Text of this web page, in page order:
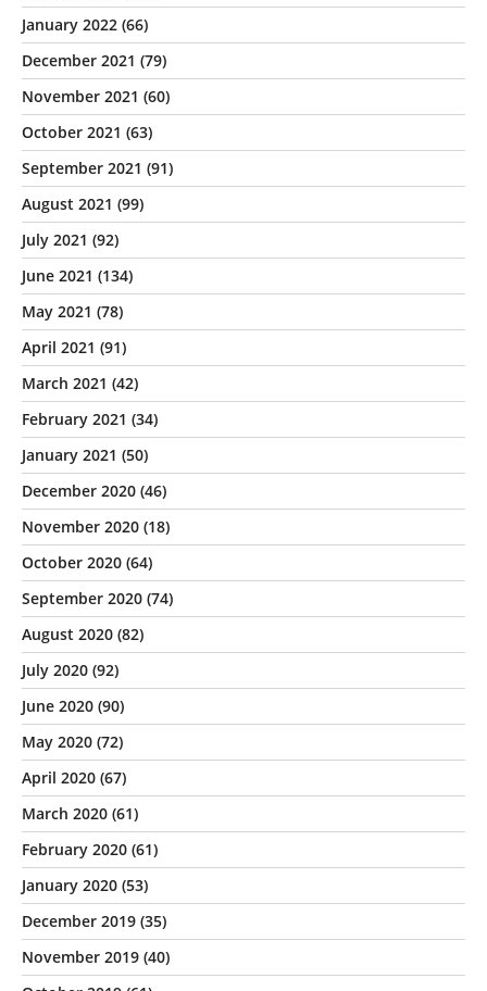
January 2022 (66)
December 2021 (79)
November 2021 (60)
October 2021 (63)
September 2021 (91)
August 2021 (99)
July 2021 (92)
June 2021 (134)
May 2021 (78)
April 2021 (91)
March 2021 (42)
February 2021 (34)
January 2021 (50)
December 2020 (46)
November 2020 (18)
October 2020 (64)
September 2020 (74)
August 2020 (82)
July 2020 (92)
June 2020 (90)
May 2020 (72)
April 2020 (67)
March 2020 (61)
February 2020 (61)
January 2020 (53)
December 2019 (35)
November 2019 (40)